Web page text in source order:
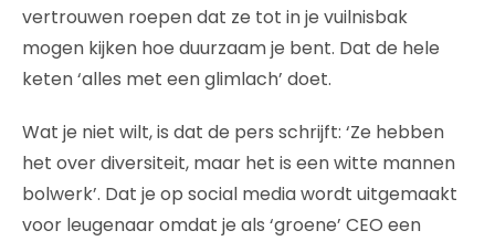
vertrouwen roepen dat ze tot in je vuilnisbak
mogen kijken hoe duurzaam je bent. Dat de hele
keten ‘alles met een glimlach’ doet.
Wat je niet wilt, is dat de pers schrijft: ‘Ze hebben
het over diversiteit, maar het is een witte mannen
bolwerk’. Dat je op social media wordt uitgemaakt
voor leugenaar omdat je als ‘groene’ CEO een